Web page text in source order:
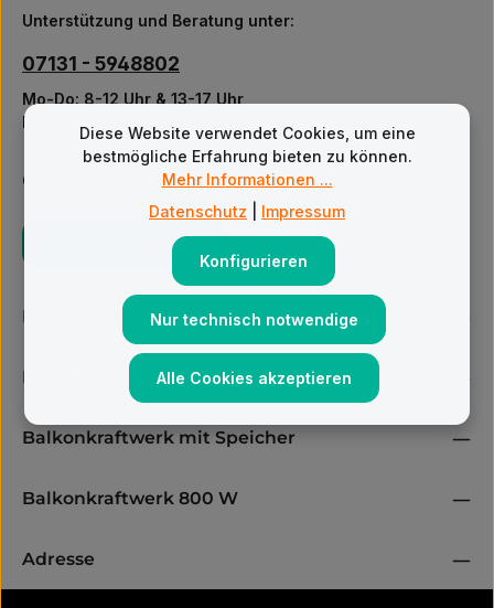
Unterstützung und Beratung unter:
07131 - 5948802
Mo-Do: 8-12 Uhr & 13-17 Uhr
Fr: 8-12 Uhr & 13-15 Uhr
Oder über unser Kontaktformular.
Vertrag widerrufen
Informationen & Hilfe
Rechtliches
Balkonkraftwerk mit Speicher
Balkonkraftwerk 800 W
Adresse
Diese Website verwendet Cookies, um eine
bestmögliche Erfahrung bieten zu können.
Mehr Informationen ...
Datenschutz
Impressum
Nur technisch notwendige
Konfigurieren
Alle Cookies akzeptieren